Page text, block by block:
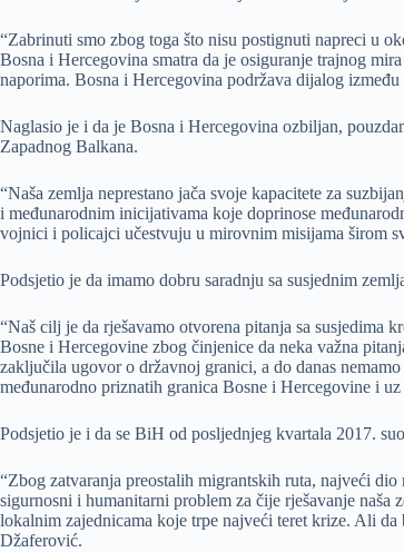
“Zabrinuti smo zbog toga što nisu postignuti napreci u
Bosna i Hercegovina smatra da je osiguranje trajnog
naporima. Bosna i Hercegovina podržava dijalog
Naglasio je i da je Bosna i Hercegovina ozbiljan,
Zapadnog Balkana.
“Naša zemlja neprestano jača svoje kapacitete za
i međunarodnim inicijativama koje doprinose
vojnici i policajci učestvuju u mirovnim misijama širom
Podsjetio je da imamo dobru saradnju sa susjednim
“Naš cilj je da rješavamo otvorena pitanja sa susjedima
Bosne i Hercegovine zbog činjenice da neka važna
zaključila ugovor o državnoj granici, a do danas
međunarodno priznatih granica Bosne i Hercegovine i
Podsjetio je i da se BiH od posljednjeg kvartala 2017.
“Zbog zatvaranja preostalih migrantskih ruta, najveći
sigurnosni i humanitarni problem za čije rješavanje
lokalnim zajednicama koje trpe najveći teret krize. Ali
Džaferović.